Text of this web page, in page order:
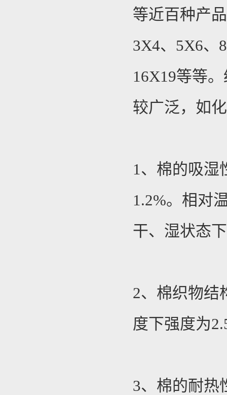
等近百种产
3X4、5X6、
16X19等等
较广泛，如
1、棉的吸湿
1.2%。相对
干、湿状态
2、棉织物结
度下强度为
3、棉的耐热